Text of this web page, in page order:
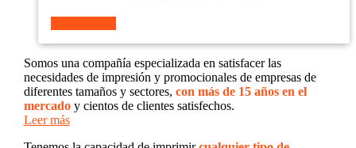
Somos una compañía especializada en satisfacer las
necesidades de impresión y promocionales de empresas de
diferentes tamaños y sectores, con más de 15 años en el
mercadoy cientos de clientes satisfechos.
Leer más